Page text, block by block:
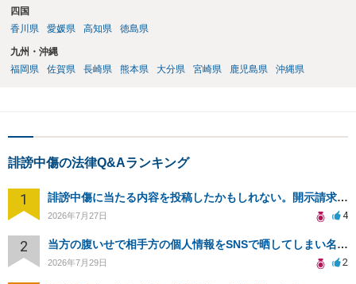
四国
香川県
愛媛県 高知県 徳島県
九州・沖縄
福岡県
佐賀県 長崎県 熊本県 大分県 宮崎県 鹿児島県 沖縄県
誹謗中傷の法律Q&Aランキング
1 誹謗中傷に当たる内容を投稿したかもしれない。開示請求や民事刑事裁判に発展しうるのか教えて欲しい。
2026年7月27日 4
2 当方の腹いせで相手方の個人情報をSNSで晒してしまい名誉毀損させてしまったかもしれない
2026年7月29日 2